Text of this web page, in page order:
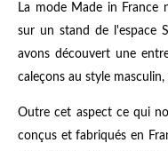
La mode Made in France
sur un stand de l'espace
avons découvert une
caleçons au style
Outre cet aspect ce qui
conçus et fabriqués en